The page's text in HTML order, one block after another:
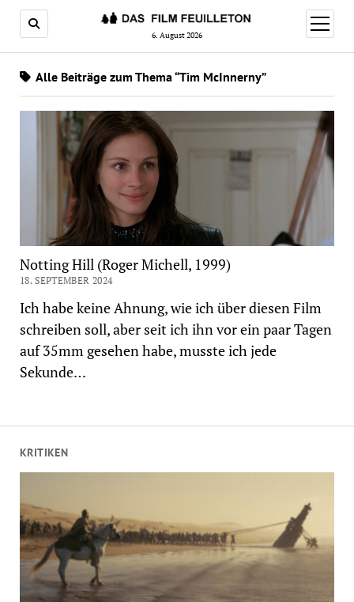
6. August 2026
Menü
öffnen
KRITIKEN
Alle Beiträge zum Thema “Tim McInnerny”
Notting Hill (Roger Michell, 1999)
18. SEPTEMBER 2024
Ich habe keine Ahnung, wie ich über diesen Film
schreiben soll, aber seit ich ihn vor ein paar Tagen
auf 35mm gesehen habe, musste ich jede
Sekunde…